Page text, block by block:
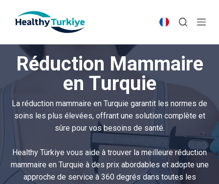
p
n
Réduction Mammaire
en Turquie
La réduction mammaire en Turquie garantit les normes de
soins les plus élevées, offrant une solution complète et
sûre pour vos besoins de santé.
Healthy Türkiye vous aide à trouver la meilleure réduction
mammaire en Turquie à des prix abordables et adopte une
approche de service à 360 degrés dans toutes les